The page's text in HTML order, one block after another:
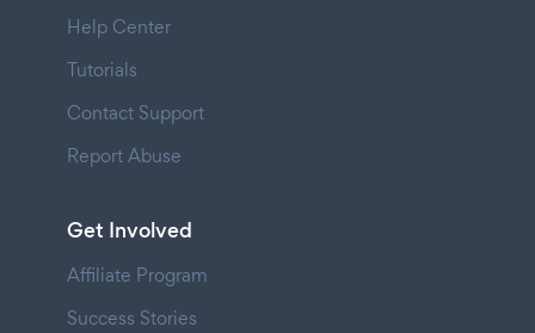
Help Center
Tutorials
Contact Support
Report Abuse
Get Involved
Affiliate Program
Success Stories